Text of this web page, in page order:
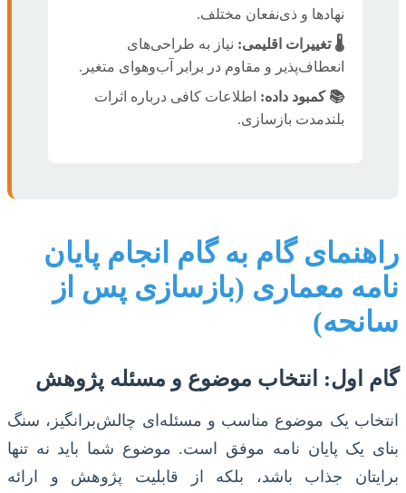
نهادها و ذی‌نفعان مختلف.
🌡️ تغییرات اقلیمی: نیاز به طراحی‌های
انعطاف‌پذیر و مقاوم در برابر آب‌وهوای متغیر.
📚 کمبود داده: اطلاعات کافی درباره اثرات
بلندمدت بازسازی.
راهنمای گام به گام انجام پایان
نامه معماری (بازسازی پس از
سانحه)
گام اول: انتخاب موضوع و مسئله پژوهش
انتخاب یک موضوع مناسب و مسئله‌ای چالش‌برانگیز، سنگ
بنای یک پایان نامه موفق است. موضوع شما باید نه تنها
برایتان جذاب باشد، بلکه از قابلیت پژوهش و ارائه